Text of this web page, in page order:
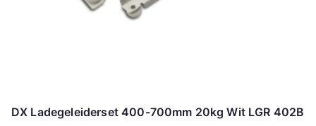
DX Ladegeleiderset 400-700mm 20kg Wit LGR 402B